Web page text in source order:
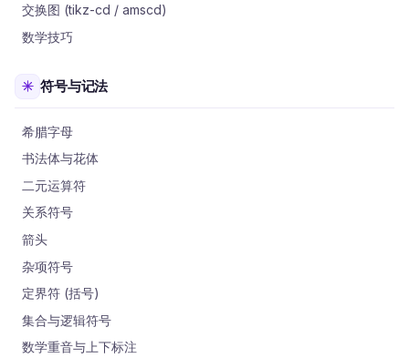
交换图 (tikz-cd / amscd)
数学技巧
符号与记法
希腊字母
书法体与花体
二元运算符
关系符号
箭头
杂项符号
定界符 (括号)
集合与逻辑符号
数学重音与上下标注